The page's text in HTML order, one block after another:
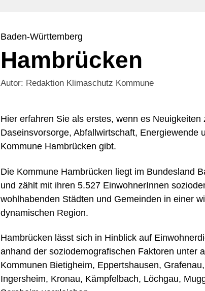
Baden-Württemberg
Hambrücken
Autor: Redaktion Klimaschutz Kommune
Hier erfahren Sie als erstes, wenn es Neuigkeiten
Daseinsvorsorge, Abfallwirtschaft, Energiewende
Kommune Hambrücken gibt.
Die Kommune Hambrücken liegt im Bundesland
und zählt mit ihren 5.527 EinwohnerInnen
wohlhabenden Städten und Gemeinden in einer
dynamischen Region.
Hambrücken lässt sich in Hinblick auf
anhand der soziodemografischen Faktoren unter
Kommunen Bietigheim, Eppertshausen, Grafenau,
Ingersheim, Kronau, Kämpfelbach, Löchgau,